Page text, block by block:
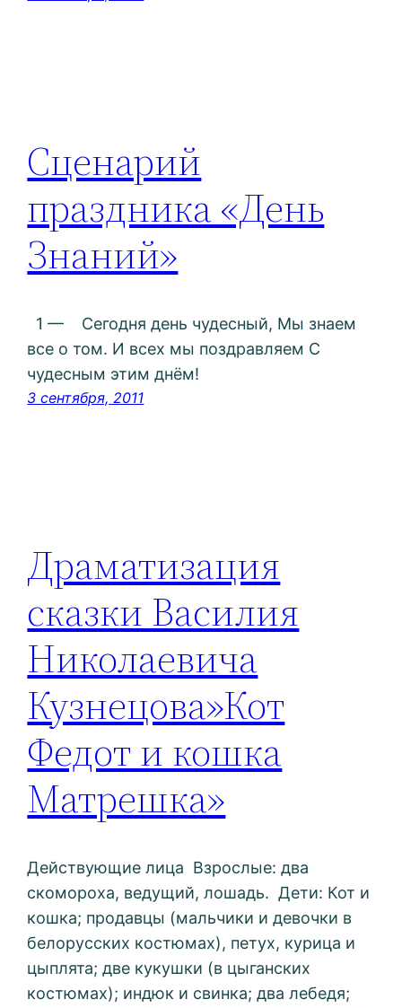
Сценарий
праздника «День
Знаний»
1 — Сегодня день чудесный, Мы знаем
все о том. И всех мы поздравляем С
чудесным этим днём!
3 сентября, 2011
Драматизация
сказки Василия
Николаевича
Кузнецова»Кот
Федот и кошка
Матрешка»
Действующие лица Взрослые: два
скомороха, ведущий, лошадь. Дети: Кот и
кошка; продавцы (мальчики и девочки в
белорусских костюмах), петух, курица и
цыплята; две кукушки (в цыганских
костюмах); индюк и свинка; два лебедя;